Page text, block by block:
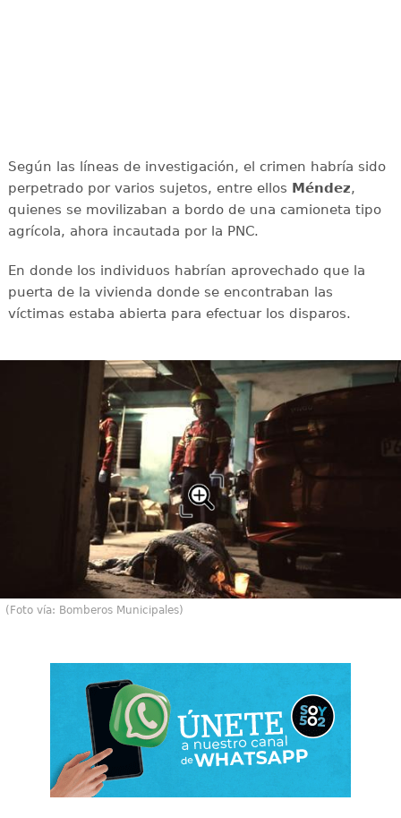
Según las líneas de investigación, el crimen habría sido
perpetrado por varios sujetos, entre ellos Méndez,
quienes se movilizaban a bordo de una camioneta tipo
agrícola, ahora incautada por la PNC.
En donde los individuos habrían aprovechado que la
puerta de la vivienda donde se encontraban las
víctimas estaba abierta para efectuar los disparos.
(Foto vía: Bomberos Municipales)